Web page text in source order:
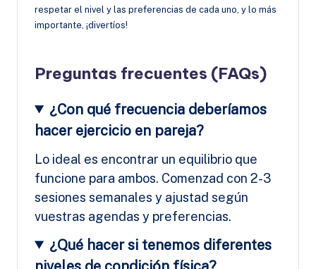
respetar el nivel y las preferencias de cada uno, y lo más
importante, ¡divertíos!
Preguntas frecuentes (FAQs)
¿Con qué frecuencia deberíamos
hacer ejercicio en pareja?
Lo ideal es encontrar un equilibrio que
funcione para ambos. Comenzad con 2-3
sesiones semanales y ajustad según
vuestras agendas y preferencias.
¿Qué hacer si tenemos diferentes